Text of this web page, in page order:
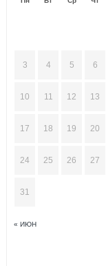
« ИЮН
3 4 5 6
10 11 12 13
17 18 19 20
24 25 26 27
31